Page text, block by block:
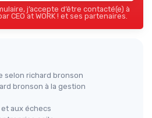
j’accepte d’être contacté(e) à
CEO at WORK ! et ses partenaires.
selon richard bronson
bronson à la gestion
aux échecs